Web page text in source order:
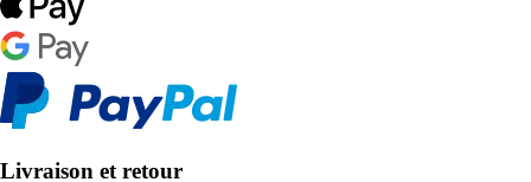
Livraison et retour